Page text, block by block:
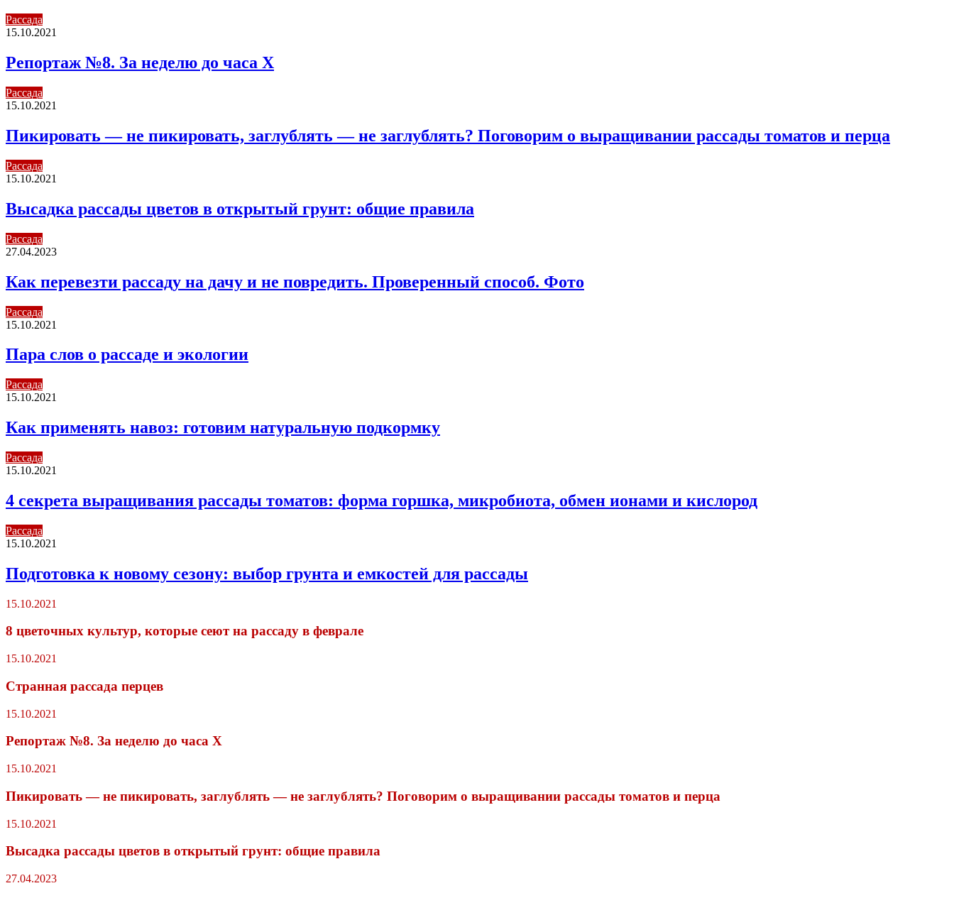
Рассада
15.10.2021
Репортаж №8. За неделю до часа Х
Рассада
15.10.2021
Пикировать — не пикировать, заглублять — не заглублять? Поговорим о выращивании рассады томатов и перца
Рассада
15.10.2021
Высадка рассады цветов в открытый грунт: общие правила
Рассада
27.04.2023
Как перевезти рассаду на дачу и не повредить. Проверенный способ. Фото
Рассада
15.10.2021
Пара слов о рассаде и экологии
Рассада
15.10.2021
Как применять навоз: готовим натуральную подкормку
Рассада
15.10.2021
4 секрета выращивания рассады томатов: форма горшка, микробиота, обмен ионами и кислород
Рассада
15.10.2021
Подготовка к новому сезону: выбор грунта и емкостей для рассады
15.10.2021
8 цветочных культур, которые сеют на рассаду в феврале
15.10.2021
Странная рассада перцев
15.10.2021
Репортаж №8. За неделю до часа Х
15.10.2021
Пикировать — не пикировать, заглублять — не заглублять? Поговорим о выращивании рассады томатов и перца
15.10.2021
Высадка рассады цветов в открытый грунт: общие правила
27.04.2023